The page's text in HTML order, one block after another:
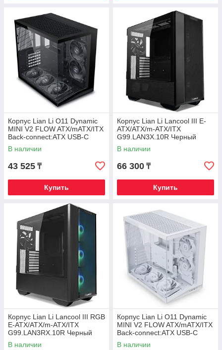
Корпус Lian Li O11 Dynamic
MINI V2 FLOW ATX/mATX/ITX
Back-connect:ATX USB-C
G99.O11DMIV2FX.00 Черный
В наличии
43 525 ₸
Купить
Корпус Lian Li Lancool III E-
ATX/ATX/m-ATX/ITX
G99.LAN3X.10R Черный
В наличии
66 300 ₸
Купить
Корпус Lian Li Lancool III RGB
E-ATX/ATX/m-ATX/ITX
G99.LAN3RX.10R Черный
В наличии
Корпус Lian Li O11 Dynamic
MINI V2 FLOW ATX/mATX/ITX
Back-connect:ATX USB-C
G99.O11DMIV2FW.00 Белый
В наличии